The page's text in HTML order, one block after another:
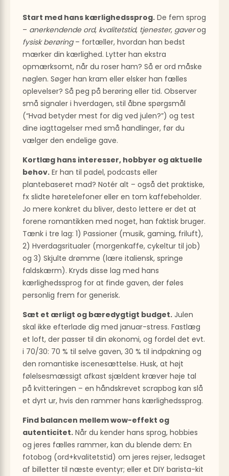
Start med hans kærlighedssprog. De fem sprog
– anerkendende ord, kvalitetstid, tjenester, gaverog
fysisk berøring– fortæller, hvordan han bedst
mærker din kærlighed. Lytter han ekstra
opmærksomt, når du roser ham? Så er ord måske
nøglen. Søger han kram eller elsker han fælles
oplevelser? Så peg på berøring eller tid. Observer
små signaler i hverdagen, stil åbne spørgsmål
(“Hvad betyder mest for dig ved julen?”) og test
dine iagttagelser med små handlinger, før du
vælger den endelige gave.
Kortlæg hans interesser, hobbyer og aktuelle
behov. Er han til padel, podcasts eller
plantebaseret mad? Notér alt – også det praktiske,
fx slidte høretelefoner eller en tom kaffebeholder.
Jo mere konkret du bliver, desto lettere er det at
forene romantikken med noget, han faktisk bruger.
Tænk i tre lag: 1) Passioner (musik, gaming, friluft),
2) Hverdagsritualer (morgenkaffe, cykeltur til job)
og 3) Skjulte drømme (lære italiensk, springe
faldskærm). Kryds disse lag med hans
kærlighedssprog for at finde gaven, der føles
personlig frem for generisk.
Sæt et ærligt og bæredygtigt budget. Julen
skal ikke efterlade dig med januar-stress. Fastlæg
et loft, der passer til din økonomi, og fordel det evt.
i 70/30: 70 % til selve gaven, 30 % til indpakning og
den romantiske iscenesættelse. Husk, at højt
følelsesmæssigt afkast sjældent kræver høje tal
på kvitteringen – en håndskrevet scrapbog kan slå
et dyrt ur, hvis den rammer hans kærlighedssprog.
Find balancen mellem wow-effekt og
autenticitet. Når du kender hans sprog, hobbies
og jeres fælles rammer, kan du blende dem: En
fotobog (ord+kvalitetstid) om jeres rejser, ledsaget
af billetter til næste eventyr; eller et DIY barista-kit